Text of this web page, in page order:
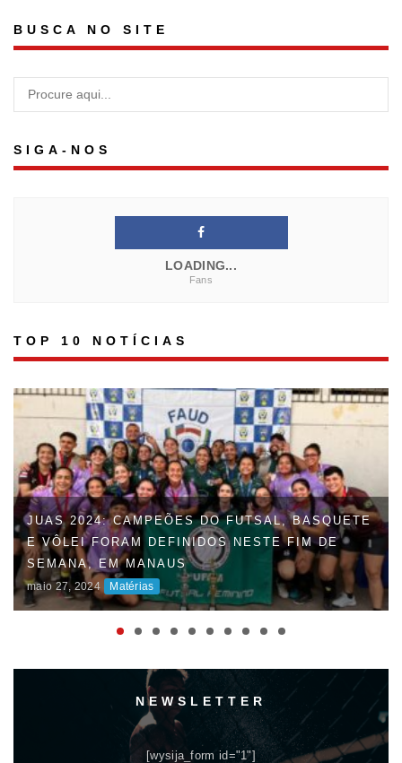
BUSCA NO SITE
SIGA-NOS
LOADING...
Fans
TOP 10 NOTÍCIAS
JUAS 2024: CAMPEÕES DO FUTSAL, BASQUETE
E VÔLEI FORAM DEFINIDOS NESTE FIM DE
SEMANA, EM MANAUS
maio 27, 2024 Matérias
NEWSLETTER
[wysija_form id="1"]